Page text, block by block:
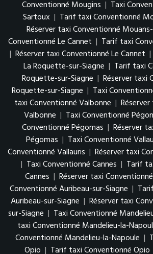
Conventionné Mougins | Taxi
Sartoux | Tarif taxi Conventionné
Réserver taxi Conventionné
Conventionné Le Cannet | Tarif taxi
| Réserver taxi Conventionné Le Cannet |
La Roquette-sur-Siagne | Tarif taxi
Roquette-sur-Siagne | Réserver taxi
Roquette-sur-Siagne | Taxi
taxi Conventionné Valbonne |
Valbonne | Taxi Conventionné
Conventionné Pégomas | Réserver
Pégomas | Taxi Conventionné
Conventionné Vallauris | Réserver taxi
| Taxi Conventionné Cannes | Tarif
Cannes | Réserver taxi
Conventionné Auribeau-sur-Siagne |
Auribeau-sur-Siagne | Réserver taxi
sur-Siagne | Taxi Conventionné
taxi Conventionné Mandelieu-la-
Conventionné Mandelieu-la-Napoule |
Opio | Tarif taxi Conventionné Opio